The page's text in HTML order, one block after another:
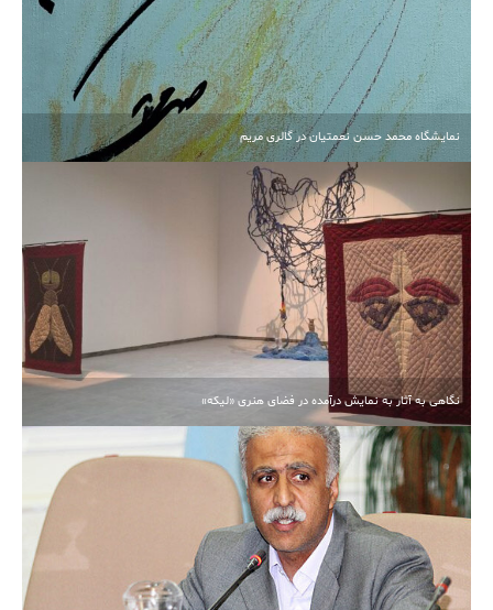
نمایشگاه محمد حسن نعمتیان در گالری مریم
نگاهی به آثار به نمایش درآمده در فضای هنری «لیکه»